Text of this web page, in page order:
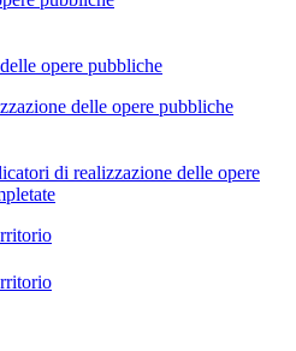
opere pubbliche
delle opere pubbliche
di realizzazione delle opere